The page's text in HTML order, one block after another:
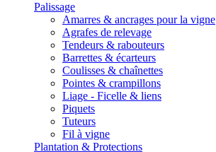
Palissage
Amarres & ancrages pour la vigne
Agrafes de relevage
Tendeurs & rabouteurs
Barrettes & écarteurs
Coulisses & chaînettes
Pointes & crampillons
Liage - Ficelle & liens
Piquets
Tuteurs
Fil à vigne
Plantation & Protections